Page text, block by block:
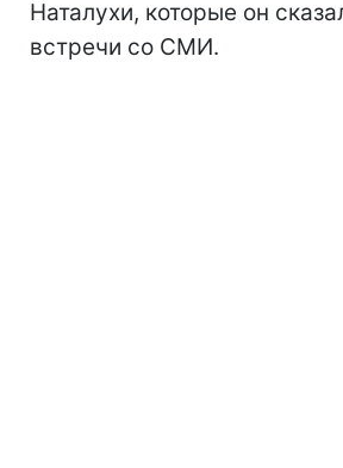
Наталухи, которые он
встречи со СМИ.